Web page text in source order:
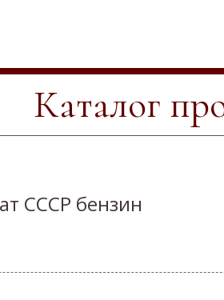
Каталог
СССР бензин